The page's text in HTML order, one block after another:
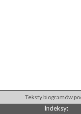
Teksty biogramów
Indeksy: